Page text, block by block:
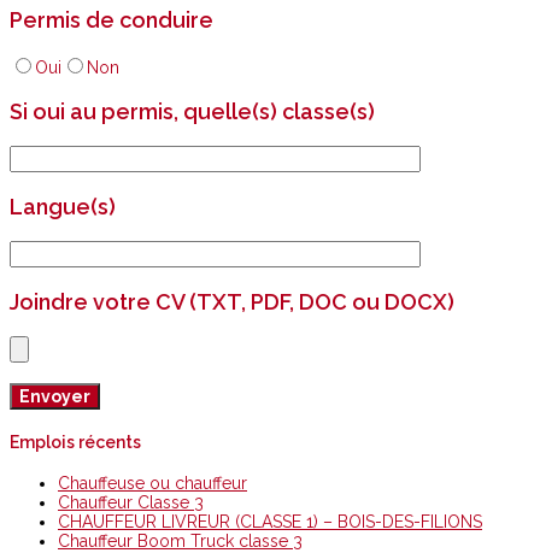
Permis de conduire
Oui Non
Si oui au permis, quelle(s) classe(s)
Langue(s)
Joindre votre CV (TXT, PDF, DOC ou DOCX)
Emplois récents
Chauffeuse ou chauffeur
Chauffeur Classe 3
CHAUFFEUR LIVREUR (CLASSE 1) – BOIS-DES-FILIONS
Chauffeur Boom Truck classe 3